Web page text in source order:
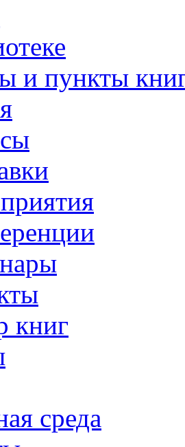
и пункты
книг
среда